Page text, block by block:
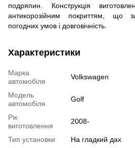
подряпин. Конструкція
антикорозійним покриттям, що
погодних умов і довговічність.
Характеристики
Марка
автомобіля
Volkswagen
Модель
автомобіля
Golf
Рік
виготовлення
2008-
Тип установки
На гладкий дах